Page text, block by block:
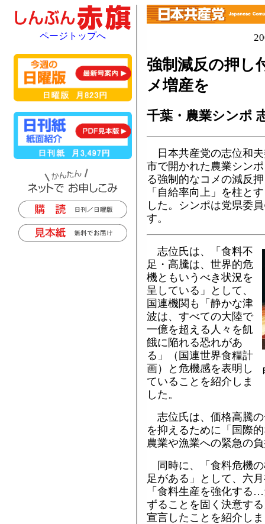
強制減反の押し
メ増産を
千葉・農業シンポ
日本共産党の志位和
市で開かれた農業シン
る強制的なコメの減反
「自給率向上」を柱と
した。シンポは党県委
す。
志位氏は、「食料不
足・高騰は、世界的危
機ともいうべき状況を
呈している」として、
国連機関も「静かな津
波は、すべての大陸で
一億を超える人々を飢
餓に陥れる恐れがあ
る」（国連世界食糧計
画）と危機感を表明し
ていることを紹介しま
した。
志位氏は、価格高騰
を抑えるために「国際
農業や漁業への緊急の
同時に、「食料危機
足がある」として、六
「食料生産を強化する
ずることを固く決意す
宣言したことを紹介し
ページトップへ